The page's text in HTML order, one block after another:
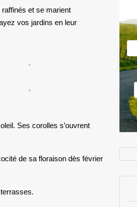
et se marient
vos jardins en leur
Ses corolles s’ouvrent
de sa floraison dès février